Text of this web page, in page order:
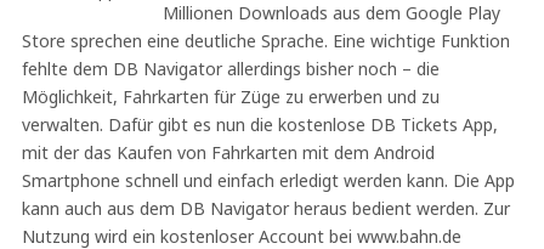
Millionen Downloads aus dem Google Play
Store sprechen eine deutliche Sprache. Eine wichtige Funktion
fehlte dem DB Navigator allerdings bisher noch – die
Möglichkeit, Fahrkarten für Züge zu erwerben und zu
verwalten. Dafür gibt es nun die kostenlose DB Tickets App,
mit der das Kaufen von Fahrkarten mit dem Android
Smartphone schnell und einfach erledigt werden kann. Die App
kann auch aus dem DB Navigator heraus bedient werden. Zur
Nutzung wird ein kostenloser Account bei www.bahn.de